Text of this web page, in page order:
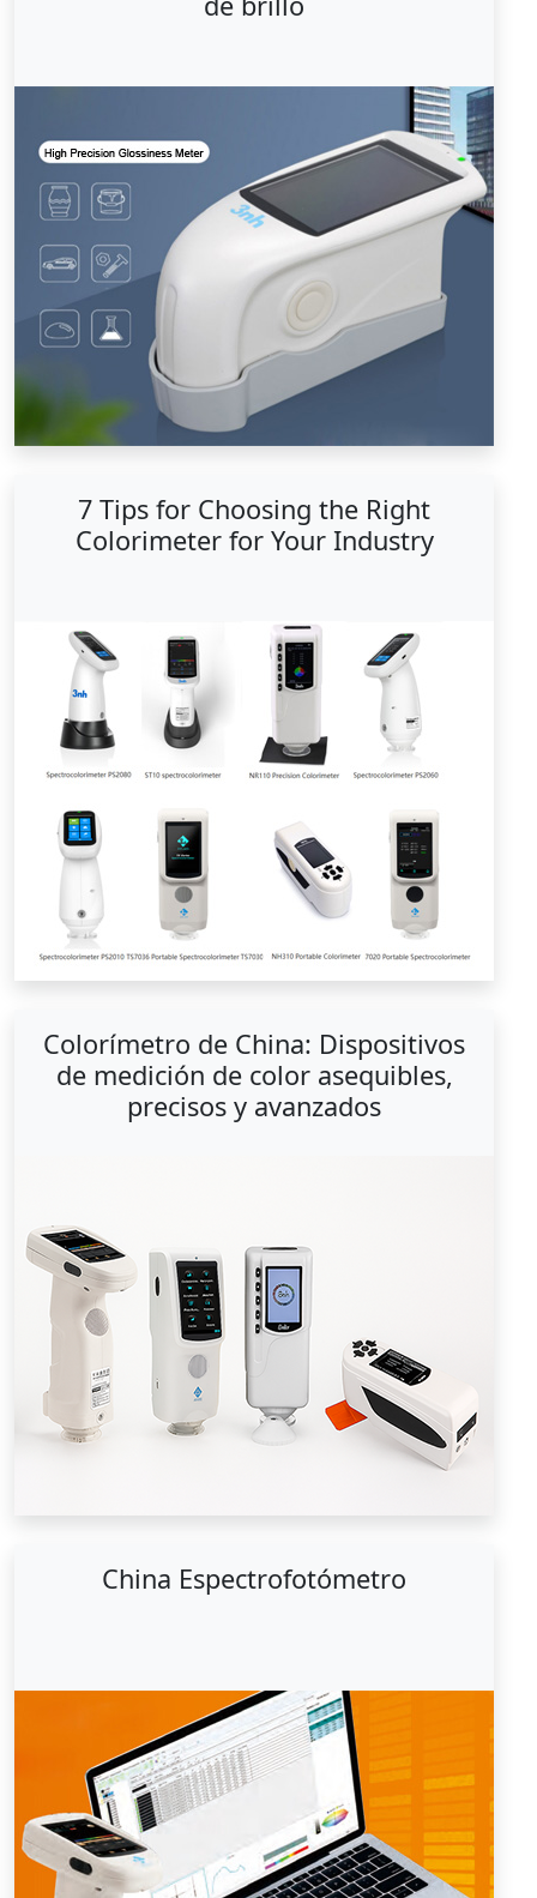
7 Tips for Choosing the Right
Colorimeter for Your Industry
Colorímetro de China: Dispositivos
de medición de color asequibles,
precisos y avanzados
China Espectrofotómetro